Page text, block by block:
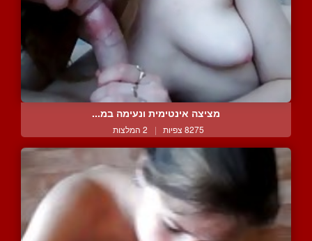
מציצה אינטימית ונעימה במ...
8275 צפיות | 2 המלצות